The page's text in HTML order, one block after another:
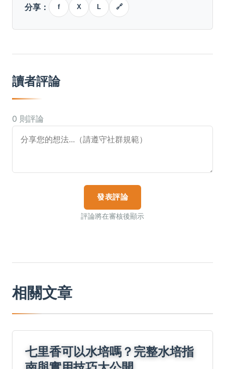
分享： f X L 🔗
讀者評論
0 則評論
發表評論
評論將在審核後顯示
相關文章
七里香可以水培嗎？完整水培指